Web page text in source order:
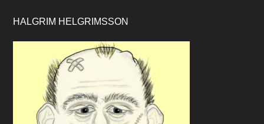
HALGRIM HELGRIMSSON